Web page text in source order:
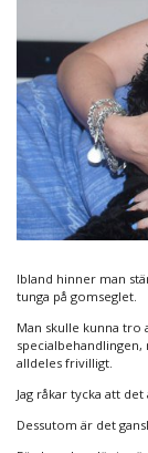
Ibland hinner man
tunga på gomseglet.
Man skulle kunna
specialbehandlingen,
alldeles frivilligt.
Jag råkar tycka att
Dessutom är det